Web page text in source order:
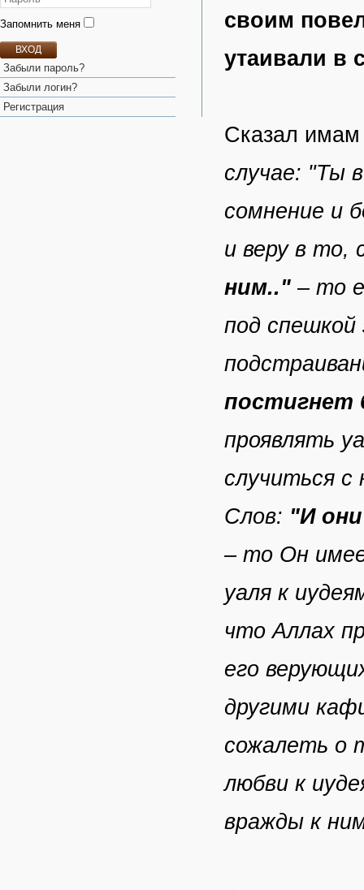
Запомнить меня
ВХОД
Забыли пароль?
Забыли логин?
Регистрация
своим
утаивали в
Сказал
случае: "Ты
сомнение и
и веру в то,
ним.." – то
под спешкой
постигнет
проявлять
случиться
Слов: "И
– то Он
уаля к
что Аллах
его
другими
сожалеть о
любви к
вражды к